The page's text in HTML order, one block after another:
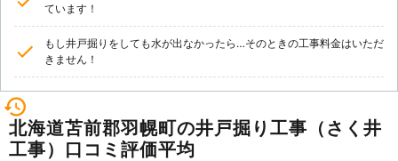
ています！
もし井戸掘りをしても水が出なかったら…そのときの工事料金はいただ
きません！
北海道苫前郡羽幌町の井戸掘り工事（さく井
工事）口コミ評価平均